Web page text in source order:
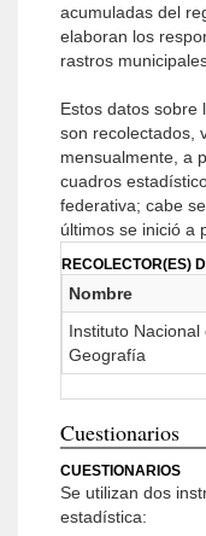
acumuladas del
elaboran los
rastros
Estos datos sobre
son recolectados,
mensualmente, a
cuadros
federativa; cabe
últimos se inició a
RECOLECTOR(ES)
Nombre
Instituto
Geografía
Cuestionarios
CUESTIONARIOS
Se utilizan dos
estadística: